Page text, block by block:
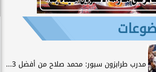
مدرب طرابزون سبور: محمد صلاح من أفضل 3...